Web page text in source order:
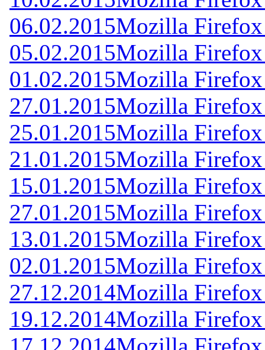
06.02.2015Mozilla
05.02.2015Mozilla
01.02.2015Mozilla
27.01.2015Mozilla
25.01.2015Mozilla
21.01.2015Mozilla
15.01.2015Mozilla
27.01.2015Mozilla
13.01.2015Mozilla
02.01.2015Mozilla
27.12.2014Mozilla
19.12.2014Mozilla